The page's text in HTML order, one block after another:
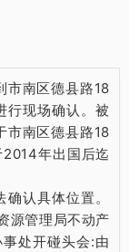
市南区德县路18
行现场确认。被
市南区德县路18
年出国后迄
认具体位置。
源管理局不动产
处开碰头会:由